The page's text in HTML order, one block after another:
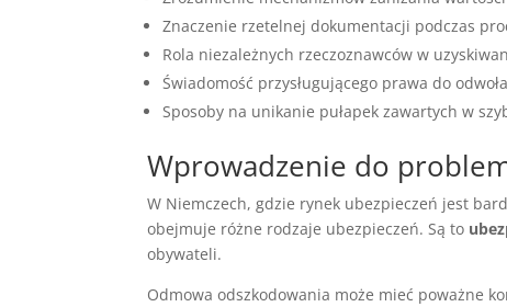
Znaczenie rzetelnej dokumentacji podczas
Rola niezależnych rzeczoznawców w
Świadomość przysługującego prawa do
Sposoby na unikanie pułapek zawartych w
Wprowadzenie do
W Niemczech, gdzie rynek ubezpieczeń jest
obejmuje różne rodzaje ubezpieczeń. Są to
obywateli.
Odmowa odszkodowania może mieć poważne